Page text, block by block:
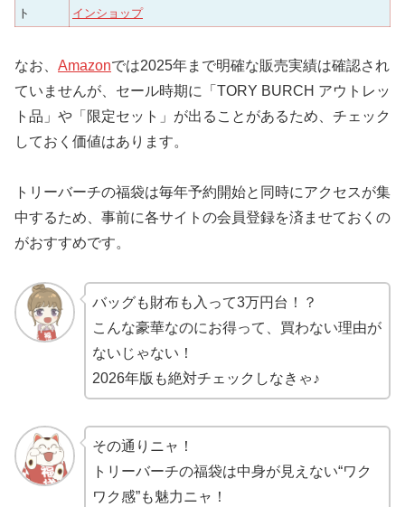
ト
インショップ
なお、 Amazonでは2025年まで明確な販売実績は確認され
ていませんが、セール時期に「TORY BURCH アウトレッ
ト品」や「限定セット」が出ることがあるため、チェック
しておく価値はあります。
トリーバーチの福袋は毎年予約開始と同時にアクセスが集
中するため、事前に各サイトの会員登録を済ませておくの
がおすすめです。
バッグも財布も入って3万円台！？
こんな豪華なのにお得って、買わない理由が
ないじゃない！
2026年版も絶対チェックしなきゃ♪
その通りニャ！
トリーバーチの福袋は中身が見えない“ワク
ワク感”も魅力ニャ！